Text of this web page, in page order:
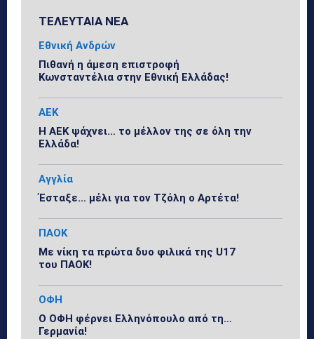
ΤΕΛΕΥΤΑΙΑ ΝΕΑ
Εθνική Ανδρών
Πιθανή η άμεση επιστροφή
Κωνσταντέλια στην Εθνική Ελλάδας!
ΑΕΚ
Η ΑΕΚ ψάχνει… το μέλλον της σε όλη την
Ελλάδα!
Αγγλία
Έσταξε… μέλι για τον Τζόλη ο Αρτέτα!
ΠΑΟΚ
Με νίκη τα πρώτα δυο φιλικά της U17
του ΠΑΟΚ!
ΟΦΗ
Ο ΟΦΗ φέρνει Ελληνόπουλο από τη…
Γερμανία!